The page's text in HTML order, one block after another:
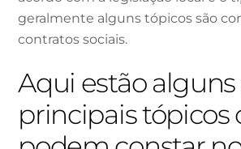
geralmente alguns tópicos são
contratos sociais.
Aqui estão alguns
principais tópicos